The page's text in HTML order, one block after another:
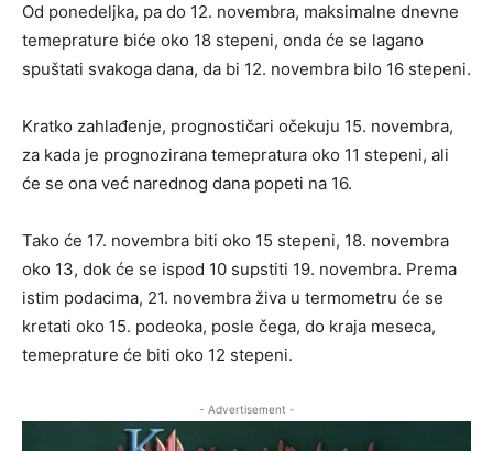
Od ponedeljka, pa do 12. novembra, maksimalne dnevne
temeprature biće oko 18 stepeni, onda će se lagano
spuštati svakoga dana, da bi 12. novembra bilo 16 stepeni.
Kratko zahlađenje, prognostičari očekuju 15. novembra,
za kada je prognozirana temepratura oko 11 stepeni, ali
će se ona već narednog dana popeti na 16.
Tako će 17. novembra biti oko 15 stepeni, 18. novembra
oko 13, dok će se ispod 10 supstiti 19. novembra. Prema
istim podacima, 21. novembra živa u termometru će se
kretati oko 15. podeoka, posle čega, do kraja meseca,
temeprature će biti oko 12 stepeni.
- Advertisement -